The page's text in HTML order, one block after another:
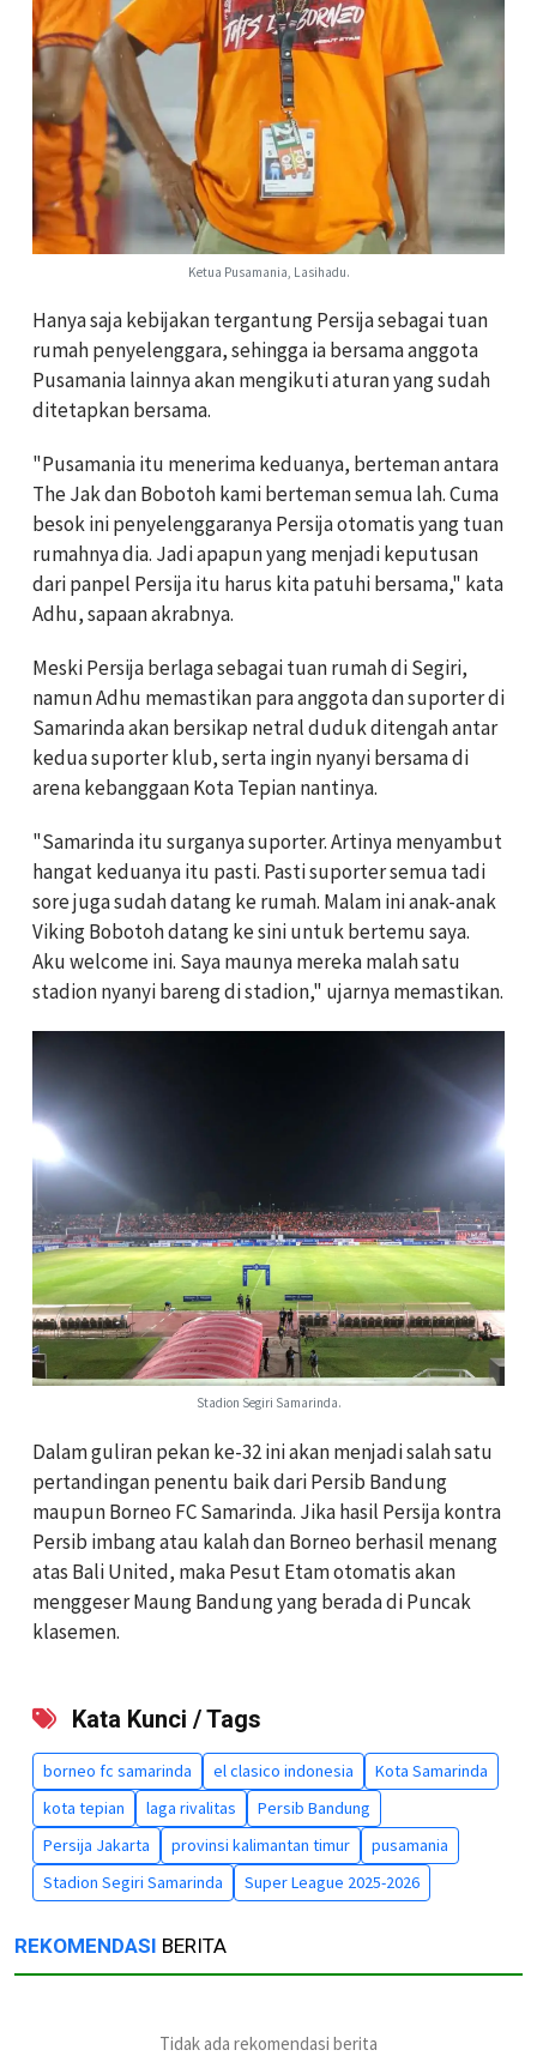
Ketua Pusamania, Lasihadu.
Hanya saja kebijakan tergantung Persija sebagai tuan
rumah penyelenggara, sehingga ia bersama anggota
Pusamania lainnya akan mengikuti aturan yang sudah
ditetapkan bersama.
"Pusamania itu menerima keduanya, berteman antara
The Jak dan Bobotoh kami berteman semua lah. Cuma
besok ini penyelenggaranya Persija otomatis yang tuan
rumahnya dia. Jadi apapun yang menjadi keputusan
dari panpel Persija itu harus kita patuhi bersama," kata
Adhu, sapaan akrabnya.
Meski Persija berlaga sebagai tuan rumah di Segiri,
namun Adhu memastikan para anggota dan suporter di
Samarinda akan bersikap netral duduk ditengah antar
kedua suporter klub, serta ingin nyanyi bersama di
arena kebanggaan Kota Tepian nantinya.
"Samarinda itu surganya suporter. Artinya menyambut
hangat keduanya itu pasti. Pasti suporter semua tadi
sore juga sudah datang ke rumah. Malam ini anak-anak
Viking Bobotoh datang ke sini untuk bertemu saya.
Aku welcome ini. Saya maunya mereka malah satu
stadion nyanyi bareng di stadion," ujarnya memastikan.
Stadion Segiri Samarinda.
Dalam guliran pekan ke-32 ini akan menjadi salah satu
pertandingan penentu baik dari Persib Bandung
maupun Borneo FC Samarinda. Jika hasil Persija kontra
Persib imbang atau kalah dan Borneo berhasil menang
atas Bali United, maka Pesut Etam otomatis akan
menggeser Maung Bandung yang berada di Puncak
klasemen.
Kata Kunci / Tags
borneo fc samarinda el clasico indonesia
Kota Samarinda
kota tepian
laga rivalitas
Persib Bandung
Persija Jakarta
provinsi kalimantan timur
pusamania
Stadion Segiri Samarinda
Super League 2025-2026
REKOMENDASI BERITA
Tidak ada rekomendasi berita